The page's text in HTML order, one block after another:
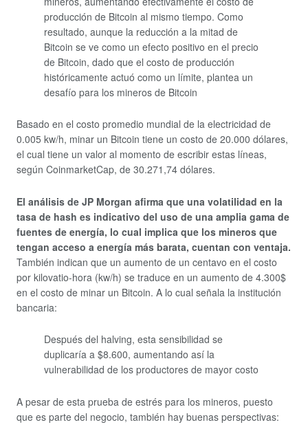
producción de Bitcoin al mismo tiempo. Como
resultado, aunque la reducción a la mitad de
Bitcoin se ve como un efecto positivo en el precio
de Bitcoin, dado que el costo de producción
históricamente actuó como un límite, plantea un
desafío para los mineros de Bitcoin
Basado en el costo promedio mundial de la electricidad de
0.005 kw/h, minar un Bitcoin tiene un costo de 20.000 dólares,
el cual tiene un valor al momento de escribir estas líneas,
según CoinmarketCap, de 30.271,74 dólares.
El análisis de JP Morgan afirma que una volatilidad en la
tasa de hash es indicativo del uso de una amplia gama de
fuentes de energía, lo cual implica que los mineros que
tengan acceso a energía más barata, cuentan con ventaja.
También indican que un aumento de un centavo en el costo
por kilovatio-hora (kw/h) se traduce en un aumento de 4.300$
en el costo de minar un Bitcoin. A lo cual señala la institución
bancaria:
Después del halving, esta sensibilidad se
duplicaría a $8.600, aumentando así la
vulnerabilidad de los productores de mayor costo
A pesar de esta prueba de estrés para los mineros, puesto
que es parte del negocio, también hay buenas perspectivas: